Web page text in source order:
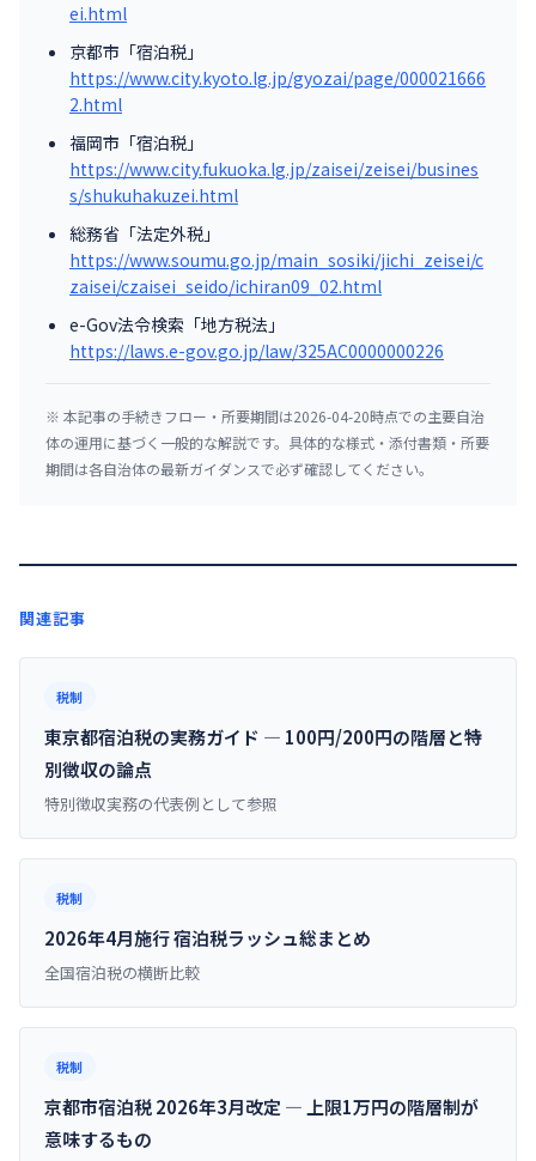
ei.html
京都市「宿泊税」
https://www.city.kyoto.lg.jp/gyozai/page/000021666
2.html
福岡市「宿泊税」
https://www.city.fukuoka.lg.jp/zaisei/zeisei/busines
s/shukuhakuzei.html
総務省「法定外税」
https://www.soumu.go.jp/main_sosiki/jichi_zeisei/c
zaisei/czaisei_seido/ichiran09_02.html
e-Gov法令検索「地方税法」
https://laws.e-gov.go.jp/law/325AC0000000226
※ 本記事の手続きフロー・所要期間は2026-04-20時点での主要自治
体の運用に基づく一般的な解説です。具体的な様式・添付書類・所要
期間は各自治体の最新ガイダンスで必ず確認してください。
関連記事
税制
東京都宿泊税の実務ガイド ― 100円/200円の階層と特
別徴収の論点
特別徴収実務の代表例として参照
税制
2026年4月施行 宿泊税ラッシュ総まとめ
全国宿泊税の横断比較
税制
京都市宿泊税 2026年3月改定 ― 上限1万円の階層制が
意味するもの